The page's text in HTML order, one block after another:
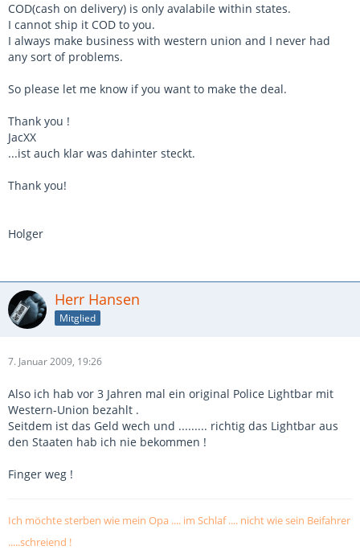
COD(cash on delivery) is only avalabile within states.
I cannot ship it COD to you.
I always make business with western union and I never had
any sort of problems.
So please let me know if you want to make the deal.
Thank you !
JacXX
...ist auch klar was dahinter steckt.
Thank you!
Holger
Herr Hansen
Mitglied
7. Januar 2009, 19:26
Also ich hab vor 3 Jahren mal ein original Police Lightbar mit
Western-Union bezahlt .
Seitdem ist das Geld wech und ......... richtig das Lightbar aus
den Staaten hab ich nie bekommen !
Finger weg !
Ich möchte sterben wie mein Opa .... im Schlaf .... nicht wie sein Beifahrer
.....schreiend !